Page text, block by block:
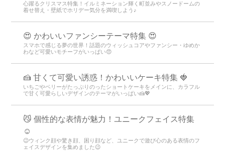
心躍るクリスマス特集！イルミネーション輝く町並みやスノードームの
着せ替え・壁紙でホリデー気分を満喫しよう♪
😍 かわいいファンシーテーマ特集 😍
スマホで感じる夢の世界！話題のウィッシュコアやファンシー・ゆめか
わなど可愛いモチーフがいっぱい😍
🍰 甘くて可愛い誘惑！かわいいケーキ特集 🍓
いちごやベリーがたっぷりのったショートケーキをメインに、カラフル
で甘く可愛らしいデザインのテーマがいっぱい🍰💖
😼 個性的な表情が魅力！ユニークフェイス特集
☺️
😉ウィンク顔や驚き顔、困り顔など、ユニークで遊び心のある表情のフ
ェイスデザインを集めました😉